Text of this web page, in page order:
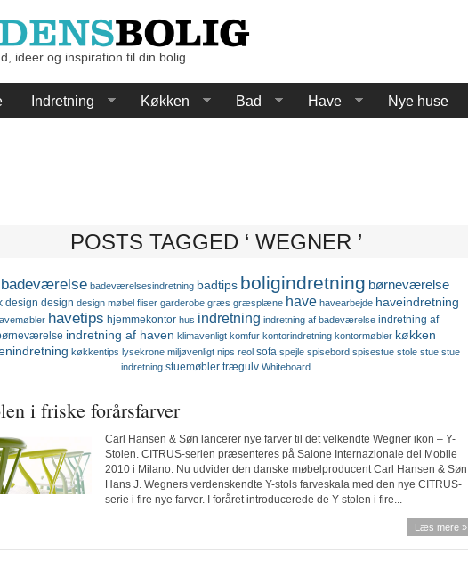
ideer og inspiration til din bolig
Indretning Køkken Bad Have Nye huse
POSTS TAGGED ‘ WEGNER ’
badeværelse badeværelsesindretning badtips boligindretning børneværelse
design design design møbel fliser garderobe græs græsplæne have havearbejde haveindretning
havetips hjemmekontor hus indretning indretning af badeværelse indretning af
indretning af haven klimavenligt komfur kontorindretning kontormøbler køkken
køkkentips lysekrone miljøvenligt nips reol sofa spejle spisebord spisestue stole stue stue
indretning stuemøbler trægulv Whiteboard
i friske forårsfarver
Carl Hansen & Søn lancerer nye farver til det velkendte Wegner ikon – Y-
Stolen. CITRUS-serien præsenteres på Salone Internazionale del Mobile
2010 i Milano. Nu udvider den danske møbelproducent Carl Hansen & Søn
Hans J. Wegners verdenskendte Y-stols farveskala med den nye CITRUS-
serie i fire nye farver. I foråret introducerede de Y-stolen i fire...
Læs mere »